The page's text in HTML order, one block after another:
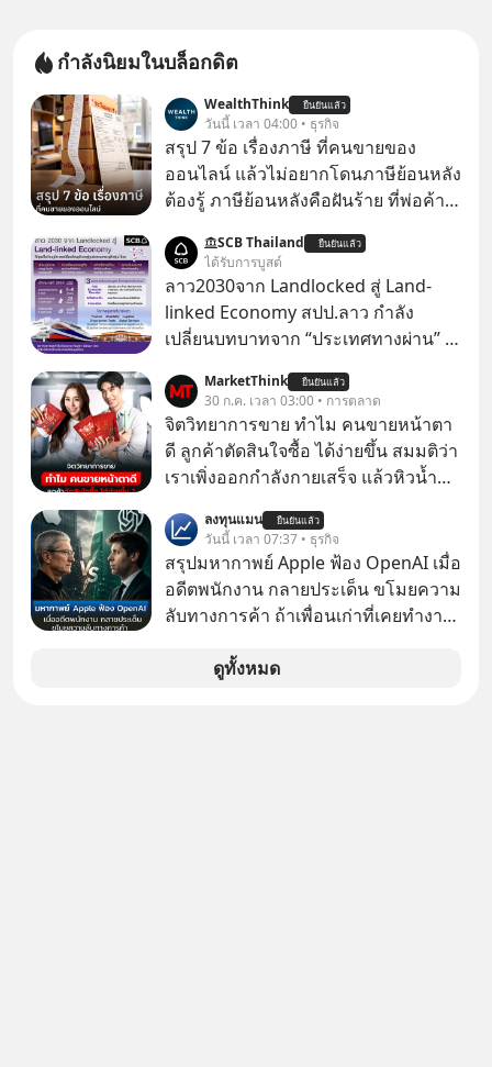
กำลังนิยมในบล็อกดิต
WealthThink ยืนยันแล้ว
วันนี้ เวลา 04:00 • ธุรกิจ
สรุป 7 ข้อ เรื่องภาษี ที่คนขายของ
ออนไลน์ แล้วไม่อยากโดนภาษีย้อนหลัง
ต้องรู้ ภาษีย้อนหลังคือฝันร้าย ที่พ่อค้า
SCB Thailand ยืนยันแล้ว
ได้รับการบูสต์
ลาว2030จาก Landlocked สู่ Land-
linked Economy สปป.ลาว กำลัง
เปลี่ยนบทบาทจาก “ประเทศทางผ่าน” สู่
ของอนุภูมิภาคลุ่มแม่น้ำโขง
MarketThink ยืนยันแล้ว
30 ก.ค. เวลา 03:00 • การตลาด
จิตวิทยาการขาย ทำไม คนขายหน้าตา
ดี ลูกค้าตัดสินใจซื้อ ได้ง่ายขึ้น สมมติว่า
เราเพิ่งออกกำลังกายเสร็จ แล้วหิวน้ำ
ขายของเหมือนกันทุกอย่าง
ลงทุนแมน ยืนยันแล้ว
วันนี้ เวลา 07:37 • ธุรกิจ
สรุปมหากาพย์ Apple ฟ้อง OpenAI เมื่อ
อดีตพนักงาน กลายประเด็น ขโมยความ
ลับทางการค้า ถ้าเพื่อนเก่าที่เคยทำงาน
เก่าที่เขาเคยทำไว้ ตอนยังอยู่บริษัท
ดูทั้งหมด